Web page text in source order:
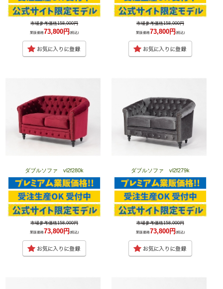
市場参考価格158,000円
業販価格73,800円(税込)
市場参考価格158,000円
業販価格73,800円 (税込)
ダブルソファ vl2f280k
市場参考価格158,000円
業販価格73,800円(税込)
ダブルソファ vl2f279k
市場参考価格158,000円
業販価格73,800円(税込)